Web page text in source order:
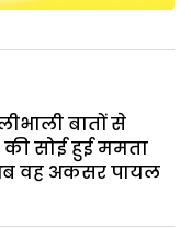
बातों से
की सोई हुई ममता
वह अकसर पायल